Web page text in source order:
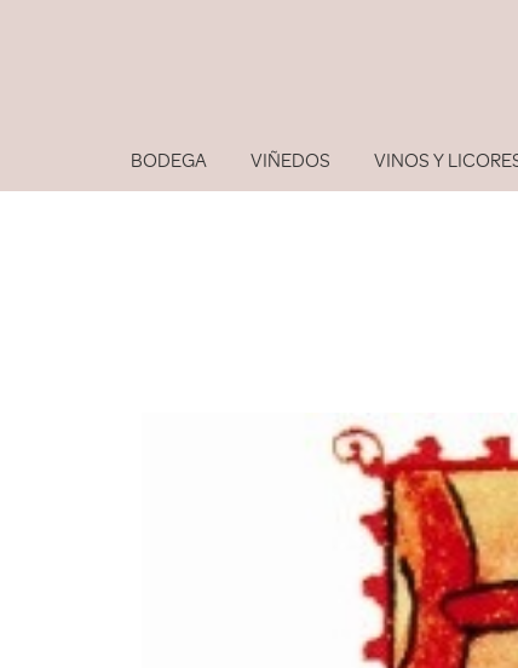
BODEGA VIÑEDOS VINOS Y